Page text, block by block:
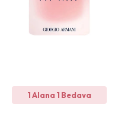
1 Alana 1 Bedava